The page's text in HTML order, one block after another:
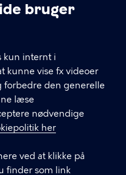
bruger
kun internt i
kunne vise fx videoer
forbedre den generelle
læse
nødvendige
her
ved at klikke på
finder som link